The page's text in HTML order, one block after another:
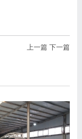
上一篇 下一篇